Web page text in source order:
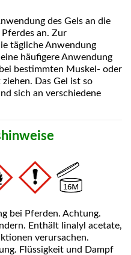
des Gels an die
an. Zur
tägliche Anwendung
häufigere Anwendung
bestimmten Muskel- oder
Das Gel ist so
sich an verschiedene
bei Pferden. Achtung.
Enthält linalyl acetate,
verursachen.
Flüssigkeit und Dampf